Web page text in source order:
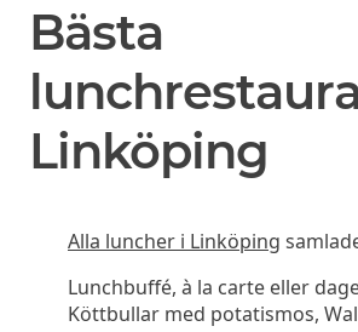
Bästa
Linköping
Alla luncher i Linköping
Lunchbuffé, à la carte eller
Köttbullar med potatismos,